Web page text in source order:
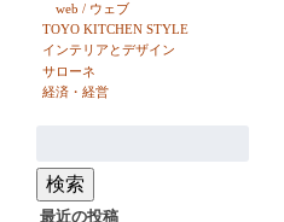
web / ウェブ
TOYO KITCHEN STYLE
インテリアとデザイン
サローネ
経済・経営
索:
検索
最近の投稿